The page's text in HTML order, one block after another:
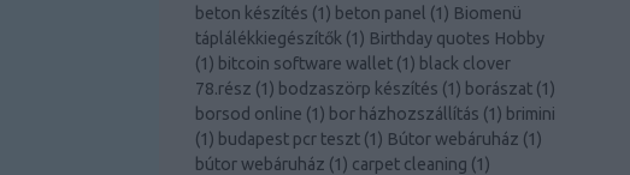
beton készítés (1) beton panel (1) Biomenü
táplálékkiegészítők (1) Birthday quotes Hobby
(1) bitcoin software wallet (1) black clover
78.rész (1) bodzaszörp készítés (1) borászat (1)
borsod online (1) bor házhozszállítás (1) brimini
(1) budapest pcr teszt (1) Bútor webáruház (1)
bútor webáruház (1) carpet cleaning (1)